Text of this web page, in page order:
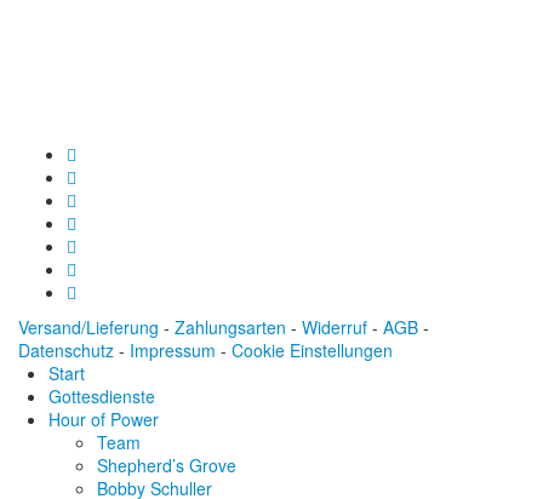
Versand/Lieferung - Zahlungsarten - Widerruf - AGB -
Datenschutz - Impressum - Cookie Einstellungen
Start
Gottesdienste
Hour of Power
Team
Shepherd’s Grove
Bobby Schuller